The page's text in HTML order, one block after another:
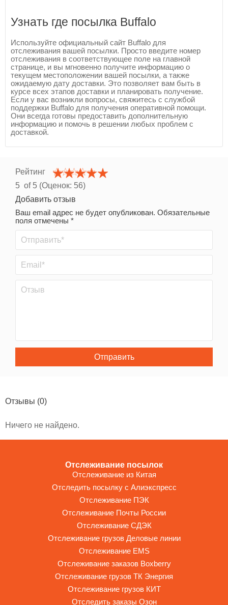
Узнать где посылка Buffalo
Используйте официальный сайт Buffalo для
отслеживания вашей посылки. Просто введите номер
отслеживания в соответствующее поле на главной
странице, и вы мгновенно получите информацию о
текущем местоположении вашей посылки, а также
ожидаемую дату доставки. Это позволяет вам быть в
курсе всех этапов доставки и планировать получение.
Если у вас возникли вопросы, свяжитесь с службой
поддержки Buffalo для получения оперативной помощи.
Они всегда готовы предоставить дополнительную
информацию и помочь в решении любых проблем с
доставкой.
Рейтинг
5 of 5 (Оценок: 56)
Добавить отзыв
Ваш email адрес не будет опубликован. Обязательные
поля отмечены *
Отправить
Отзывы (0)
Ничего не найдено.
Отслеживание посылок
Отслеживание из Китая
Отследить посылку с Алиэкспресс
Отслеживание ПЭК
Отслеживание Почты России
Отслеживание СДЭК
Отслеживание грузов Деловые линии
Отслеживание EMS
Отслеживание заказов Boxberry
Отслеживание грузов ТК Энергия
Отслеживание грузов КИТ
Отследить заказы Озон